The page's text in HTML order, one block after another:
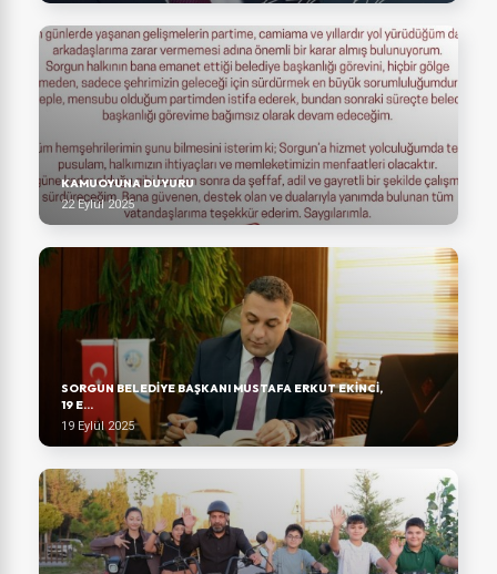
KAMUOYUNA DUYURU
22 Eylül 2025
SORGUN BELEDIYE BAŞKANI MUSTAFA ERKUT EKINCI,
19 E...
19 Eylül 2025